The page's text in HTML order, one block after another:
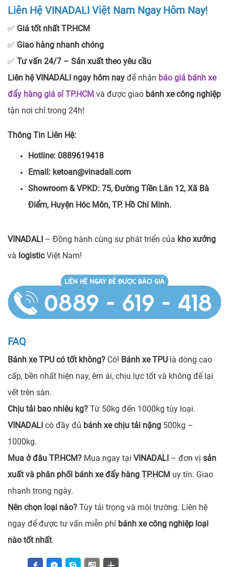
Liên Hệ VINADALI Việt Nam Ngay Hôm Nay!
✅ Giá tốt nhất TP.HCM
✅ Giao hàng nhanh chóng
✅ Tư vấn 24/7 – Sản xuất theo yêu cầu
Liên hệ VINADALI ngay hôm nay để nhận báo giá bánh xe
đẩy hàng giá sỉ TP.HCM và được giao bánh xe công nghiệp
tận nơi chỉ trong 24h!
Thông Tin Liên Hệ:
Hotline: 0889619418
Email: ketoan@vinadali.com
Showroom & VPKD: 75, Đường Tiền Lân 12, Xã Bà
Điểm, Huyện Hóc Môn, TP. Hồ Chí Minh.
VINADALI – Đồng hành cùng sự phát triển của kho xưởng
và logisticViệt Nam!
FAQ
Bánh xe TPU có tốt không? Có! Bánh xe TPU là dòng cao
cấp, bền nhất hiện nay, êm ái, chịu lực tốt và không để lại
vết trên sàn.
Chịu tải bao nhiêu kg? Từ 50kg đến 1000kg tùy loại.
VINADALI có đầy đủ bánh xe chịu tải nặng 500kg –
1000kg.
Mua ở đâu TP.HCM? Mua ngay tại VINADALI – đơn vị sản
xuất và phân phối bánh xe đẩy hàng TP.HCM uy tín. Giao
nhanh trong ngày.
Nên chọn loại nào? Tùy tải trọng và môi trường. Liên hệ
ngay để được tư vấn miễn phí bánh xe công nghiệp loại
nào tốt nhất.